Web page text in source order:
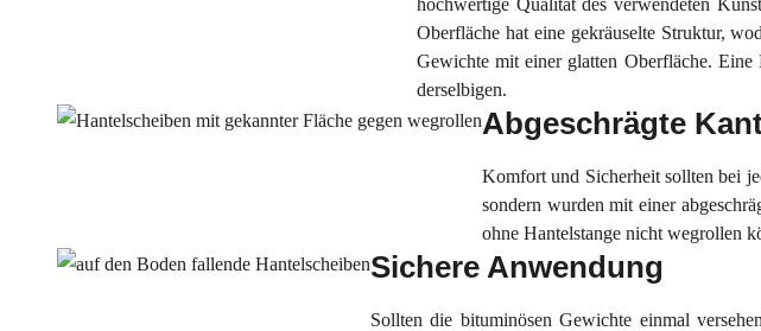
hochwertige Qualität des verwendeten
Oberfläche hat eine gekräuselte Struktur,
Gewichte mit einer glatten Oberfläche.
derselbigen.
Abgeschrägte
Komfort und Sicherheit sollten bei
sondern wurden mit einer
ohne Hantelstange nicht wegrollen
Sichere Anwendung
Sollten die bituminösen Gewichte einmal